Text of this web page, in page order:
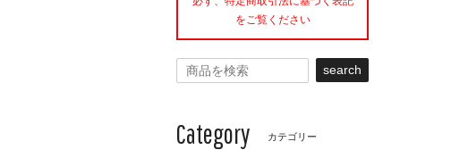
をご覧ください
search
Category カテゴリー